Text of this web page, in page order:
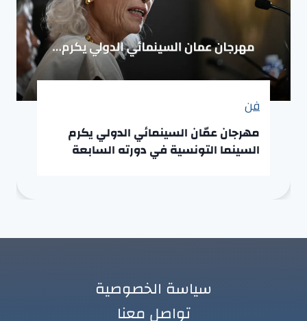
فن
مهرجان عمّان السينمائي الدولي يكرم
السينما التونسية في دورته السابعة
سياسة الخصوصية
تواصل معنا